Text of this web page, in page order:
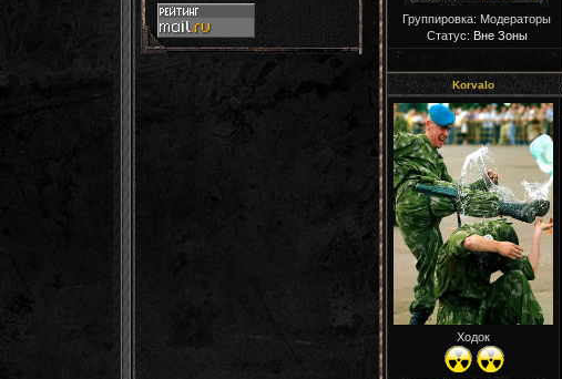
Группировка: Модераторы
Статус: Вне Зоны
Korvalo
Ходок